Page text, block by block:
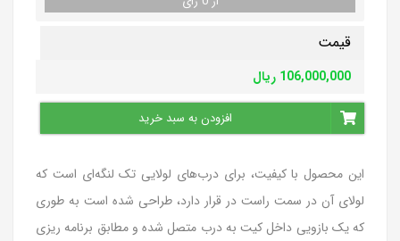
قیمت
106,000,000 ریال
افزودن به سبد خرید
این محصول با کیفیت، برای درب‌های لولایی تک لنگه‌ای است که
لولای آن در سمت راست در قرار دارد، طراحی شده است به طوری
که یک بازویی داخل کیت به درب متصل شده و مطابق برنامه ریزی